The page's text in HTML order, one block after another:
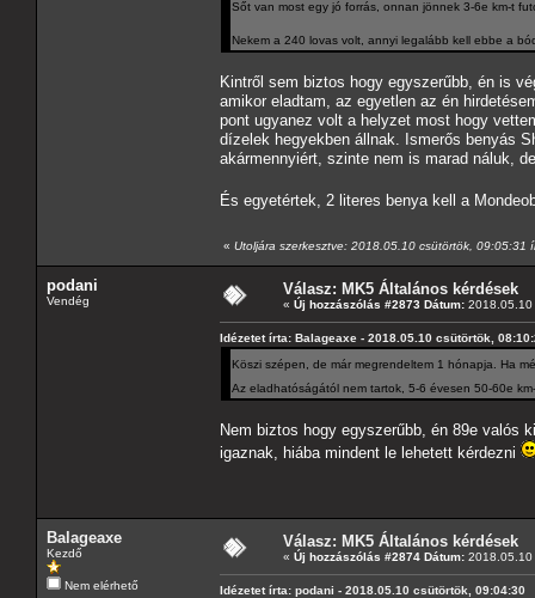
Sőt van most egy jó forrás, onnan jönnek 3-6e km-t
Nekem a 240 lovas volt, annyi legalább kell ebbe a
Kintről sem biztos hogy egyszerűbb, én is
amikor eladtam, az egyetlen az én
pont ugyanez volt a helyzet most hogy
dízelek hegyekben állnak. Ismerős benyás
akármennyiért, szinte nem is marad náluk,
És egyetértek, 2 literes benya kell a
« Utoljára szerkesztve: 2018.05.10 csütörtök, 09:05:31
podani
Vendég
Válasz: MK5 Általános kérdések
« Új hozzászólás #2873 Dátum: 2018.05.10
Idézetet írta: Balageaxe - 2018.05.10 csütörtök,
Köszi szépen, de már megrendeltem 1 hónapja. Ha
Az eladhatóságától nem tartok, 5-6 évesen 50-60e
Nem biztos hogy egyszerűbb, én 89e valós
igaznak, hiába mindent le lehetett kérdezni
Balageaxe
Kezdő
Nem elérhető
Válasz: MK5 Általános kérdések
« Új hozzászólás #2874 Dátum: 2018.05.10
Idézetet írta: podani - 2018.05.10 csütörtök, 09:04:30